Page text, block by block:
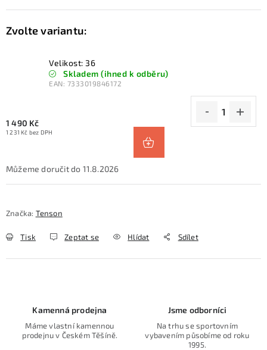
Velikost: 36
Skladem (ihned k odběru)
EAN: 7333019846172
1 490 Kč
1 231 Kč bez DPH
11.8.2026
Značka: Tenson
Tisk Zeptat se Hlídat Sdílet
Kamenná prodejna
Máme vlastní kamennou
prodejnu v Českém Těšíně.
Jsme odborníci
Na trhu se sportovním
vybavením působíme od roku
1995.